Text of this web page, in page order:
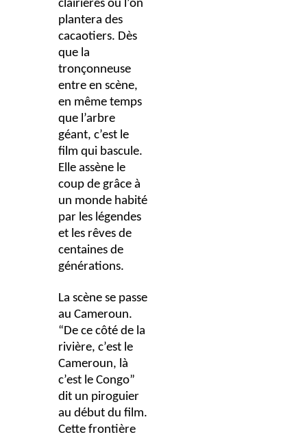
clairières où l’on
plantera des
cacaotiers. Dès
que la
tronçonneuse
entre en scène,
en même temps
que l’arbre
géant, c’est le
film qui bascule.
Elle assène le
coup de grâce à
un monde habité
par les légendes
et les rêves de
centaines de
générations.
La scène se passe
au Cameroun.
“De ce côté de la
rivière, c’est le
Cameroun, là
c’est le Congo”
dit un piroguier
au début du film.
Cette frontière